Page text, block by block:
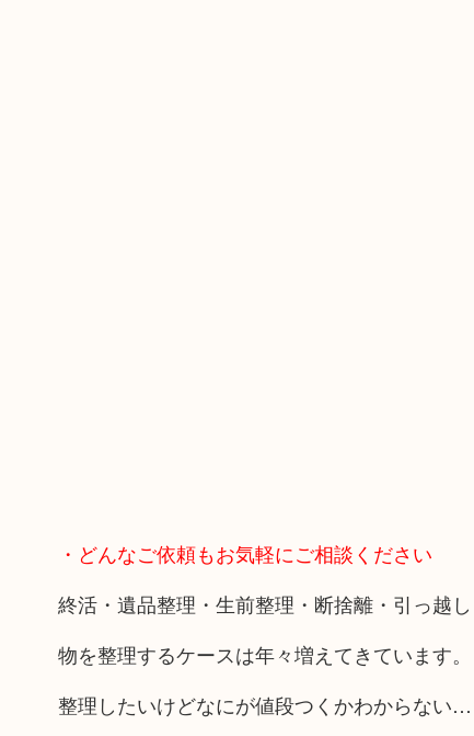
・どんなご依頼もお気軽にご相談ください
終活・遺品整理・生前整理・断捨離・引っ越し
物を整理するケースは年々増えてきています。
整理したいけどなにが値段つくかわからない…